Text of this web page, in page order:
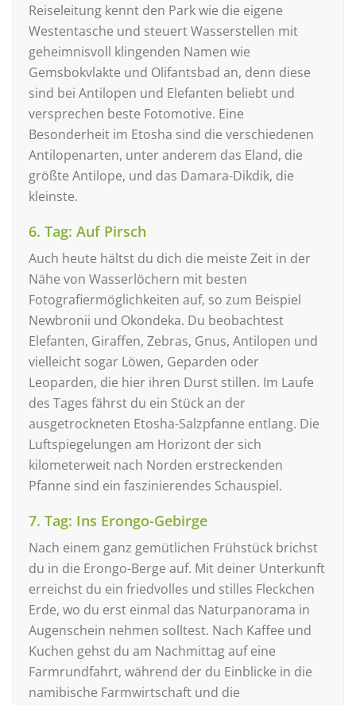
Reiseleitung kennt den Park wie die eigene
Westentasche und steuert Wasserstellen mit
geheimnisvoll klingenden Namen wie
Gemsbokvlakte und Olifantsbad an, denn diese
sind bei Antilopen und Elefanten beliebt und
versprechen beste Fotomotive. Eine
Besonderheit im Etosha sind die verschiedenen
Antilopenarten, unter anderem das Eland, die
größte Antilope, und das Damara-Dikdik, die
kleinste.
6. Tag: Auf Pirsch
Auch heute hältst du dich die meiste Zeit in der
Nähe von Wasserlöchern mit besten
Fotografiermöglichkeiten auf, so zum Beispiel
Newbronii und Okondeka. Du beobachtest
Elefanten, Giraffen, Zebras, Gnus, Antilopen und
vielleicht sogar Löwen, Geparden oder
Leoparden, die hier ihren Durst stillen. Im Laufe
des Tages fährst du ein Stück an der
ausgetrockneten Etosha-Salzpfanne entlang. Die
Luftspiegelungen am Horizont der sich
kilometerweit nach Norden erstreckenden
Pfanne sind ein faszinierendes Schauspiel.
7. Tag: Ins Erongo-Gebirge
Nach einem ganz gemütlichen Frühstück brichst
du in die Erongo-Berge auf. Mit deiner Unterkunft
erreichst du ein friedvolles und stilles Fleckchen
Erde, wo du erst einmal das Naturpanorama in
Augenschein nehmen solltest. Nach Kaffee und
Kuchen gehst du am Nachmittag auf eine
Farmrundfahrt, während der du Einblicke in die
namibische Farmwirtschaft und die